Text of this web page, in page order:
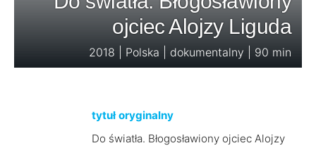
ojciec Alojzy Liguda
2018 | Polska | dokumentalny | 90 min
tytuł oryginalny
Do światła. Błogosławiony ojciec Alojzy